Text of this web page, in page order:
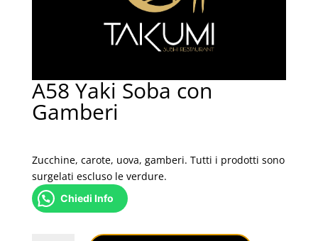
A58 Yaki Soba con
Gamberi
Zucchine, carote, uova, gamberi. Tutti i prodotti sono
surgelati escluso le verdure.
Chiedi Info